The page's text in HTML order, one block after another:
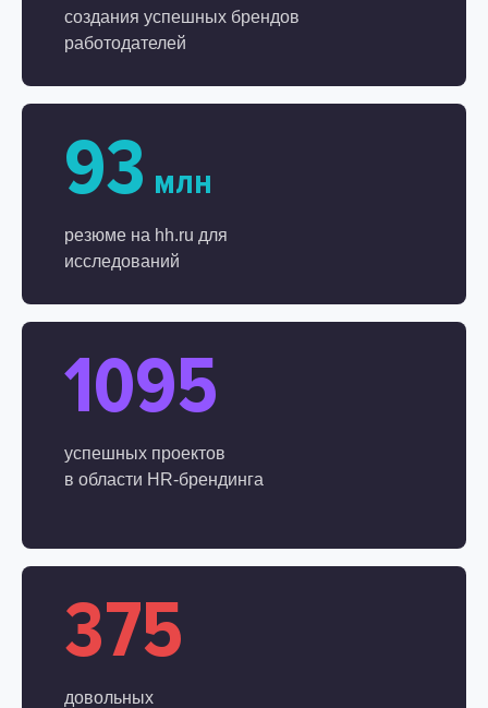
создания успешных брендов
работодателей
93 млн
резюме на hh.ru для
исследований
1095
успешных проектов
в области HR-брендинга
375
довольных